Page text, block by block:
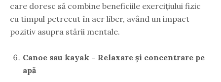
care doresc să combine beneficiile exercițiului fizic
cu timpul petrecut în aer liber, având un impact
pozitiv asupra stării mentale.
Canoe sau kayak – Relaxare și concentrare pe
apă